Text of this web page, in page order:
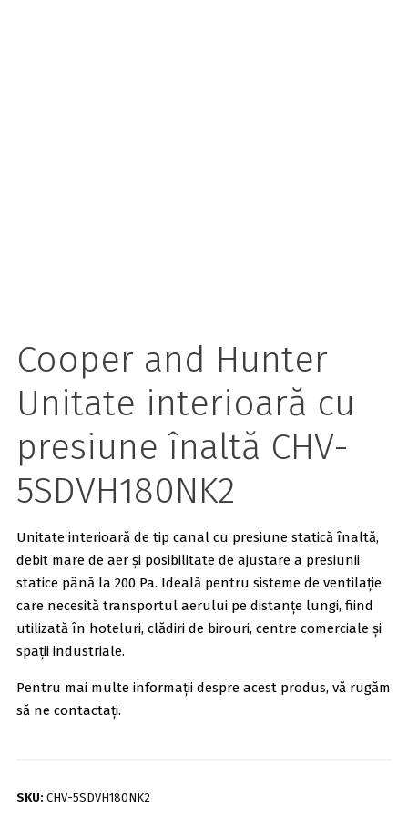
Cooper and Hunter
Unitate interioară cu
presiune înaltă CHV-
5SDVH180NK2
Unitate interioară de tip canal cu presiune statică înaltă,
debit mare de aer și posibilitate de ajustare a presiunii
statice până la 200 Pa. Ideală pentru sisteme de ventilație
care necesită transportul aerului pe distanțe lungi, fiind
utilizată în hoteluri, clădiri de birouri, centre comerciale și
spații industriale.
Pentru mai multe informații despre acest produs, vă rugăm
să ne contactați.
SKU: CHV-5SDVH180NK2